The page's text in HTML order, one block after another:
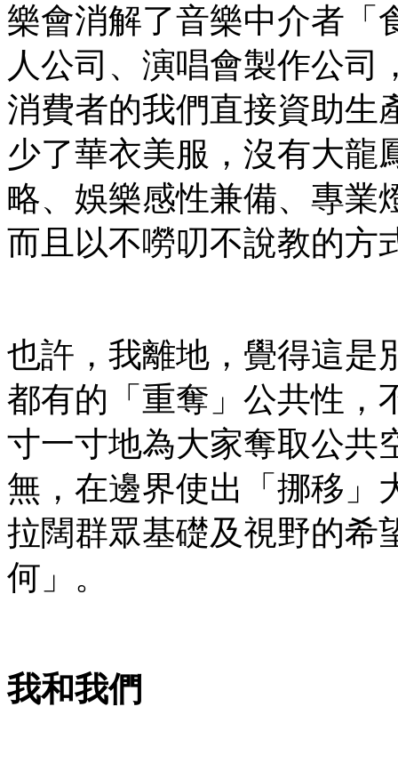
樂會消解了音樂中介者「
人公司、演唱會製作公司
消費者的我們直接資助生
少了華衣美服，沒有大龍
略、娛樂感性兼備、專業
而且以不嘮叨不說教的方
也許，我離地，覺得這是
都有的「重奪」公共性，
寸一寸地為大家奪取公共
無，在邊界使出「挪移」
拉闊群眾基礎及視野的希
何」。
我和我們